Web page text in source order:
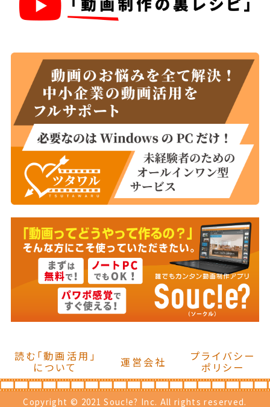
読む「動画活用」
について 運営会社 プライバシー
ポリシー
Copyright © 2021 Souc!e? Inc. All rights reserved.